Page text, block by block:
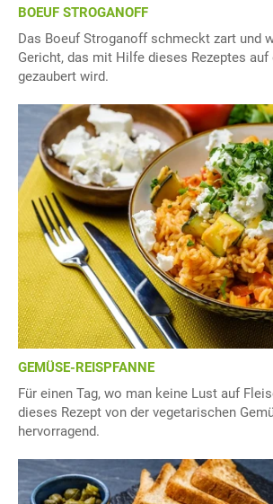
BOEUF STROGANOFF
Das Boeuf Stroganoff schmeckt zart und
Gericht, das mit Hilfe dieses Rezeptes auf
gezaubert wird.
GEMÜSE-REISPFANNE
Für einen Tag, wo man keine Lust auf
dieses Rezept von der vegetarischen
hervorragend.